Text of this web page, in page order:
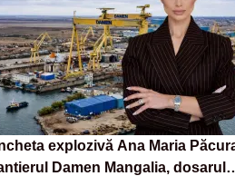
explozivă Ana Maria
Damen Mangalia, dosarul